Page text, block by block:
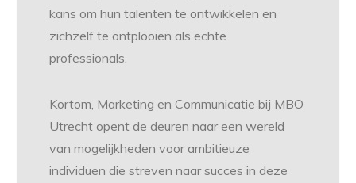
kans om hun talenten te ontwikkelen en
zichzelf te ontplooien als echte
professionals.
Kortom, Marketing en Communicatie bij MBO
Utrecht opent de deuren naar een wereld
van mogelijkheden voor ambitieuze
individuen die streven naar succes in deze